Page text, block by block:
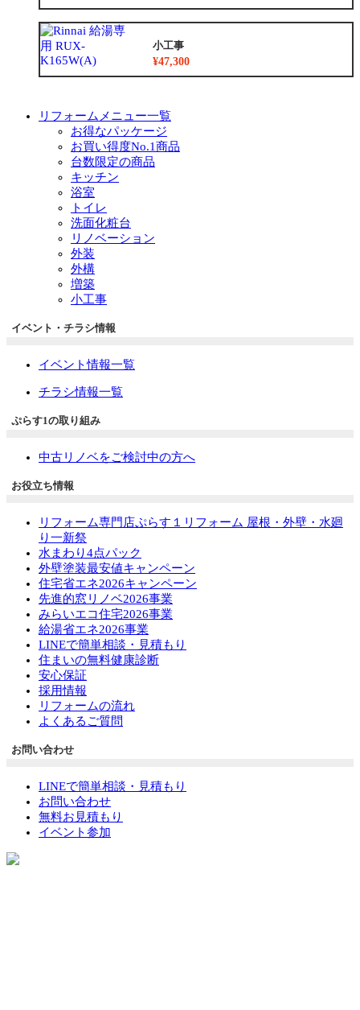
小工事
¥47,300
リフォームメニュー一覧
お得なパッケージ
お買い得度No.1商品
台数限定の商品
キッチン
浴室
トイレ
洗面化粧台
リノベーション
外装
外構
増築
小工事
イベント・チラシ情報
イベント情報一覧
チラシ情報一覧
ぷらす1の取り組み
中古リノベをご検討中の方へ
お役立ち情報
リフォーム専門店ぷらす１リフォーム 屋根・外壁・水廻
り一新祭
水まわり4点パック
外壁塗装最安値キャンペーン
住宅省エネ2026キャンペーン
先進的窓リノベ2026事業
みらいエコ住宅2026事業
給湯省エネ2026事業
LINEで簡単相談・見積もり
住まいの無料健康診断
安心保証
採用情報
リフォームの流れ
よくあるご質問
お問い合わせ
LINEで簡単相談・見積もり
お問い合わせ
無料お見積もり
イベント参加